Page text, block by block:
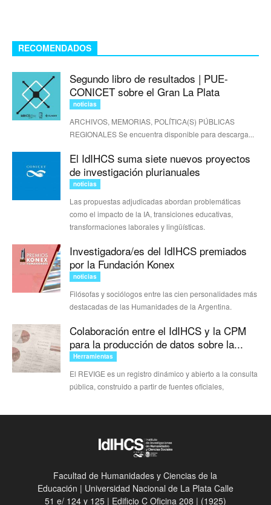
RECOMENDADOS
Segundo libro de resultados | PUE-
CONICET sobre el Gran La Plata
noticias
ARCHIVOS, MEMORIAS, POLÍTICA(S) PÚBLICAS
REGIONALES Se encuentra disponible para descarga...
El IdIHCS suma siete nuevos proyectos
de investigación plurianuales
noticias
Las propuestas adjudicadas abordan problemáticas
como el impacto de la IA, transiciones educativas,
transformaciones laborales y lingüísticas.
Investigadora/es del IdIHCS premiados
por la Fundación Konex
noticias
Filósofas y sociólogos entre las cien personalidades más
destacadas de las Humanidades de la Argentina.
Colaboración entre el IdIHCS y la CPM
para la producción de datos sobre la...
Herramientas
El REVIGE es un registro dinámico y abierto a la consulta
pública, construido a partir de fuentes oficiales,
Facultad de Humanidades y Ciencias de la
Educación | Universidad Nacional de La Plata Calle
51 e/ 124 y 125 | Edificio C Oficina 208 | (1925)